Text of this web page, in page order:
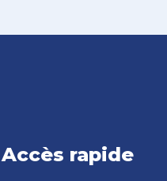
Accès rapide